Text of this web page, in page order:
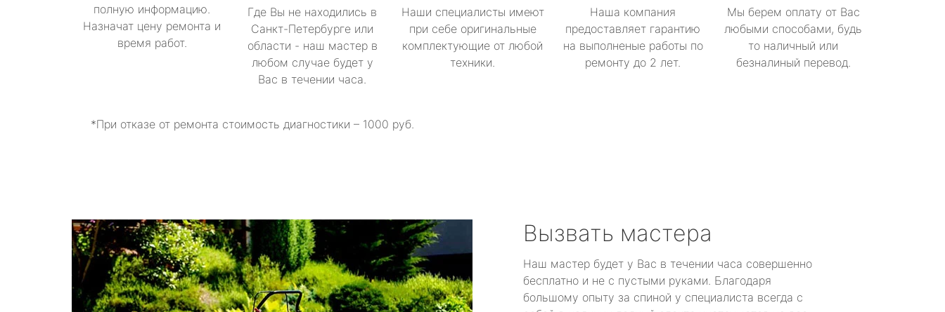
полную информацию.
Назначат цену ремонта и
время работ.
Где Вы не находились в
Санкт-Петербурге или
области - наш мастер в
любом случае будет у
Вас в течении часа.
Наши специалисты имеют
при себе оригинальные
комплектующие от любой
техники.
Наша компания
предоставляет гарантию
на выполненые работы по
ремонту до 2 лет.
Мы берем оплату от Вас
любыми способами, будь
то наличный или
безналиный перевод.
*При отказе от ремонта стоимость диагностики – 1000 руб.
Вызвать мастера
Наш мастер будет у Вас в течении часа совершенно
бесплатно и не с пустыми руками. Благодаря
большому опыту за спиной у специалиста всегда с